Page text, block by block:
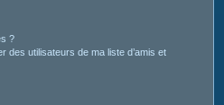
?
des utilisateurs de ma liste d’amis et